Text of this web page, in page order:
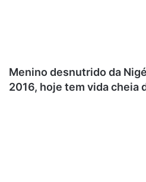
Menino desnutrido da
2016, hoje tem vida cheia